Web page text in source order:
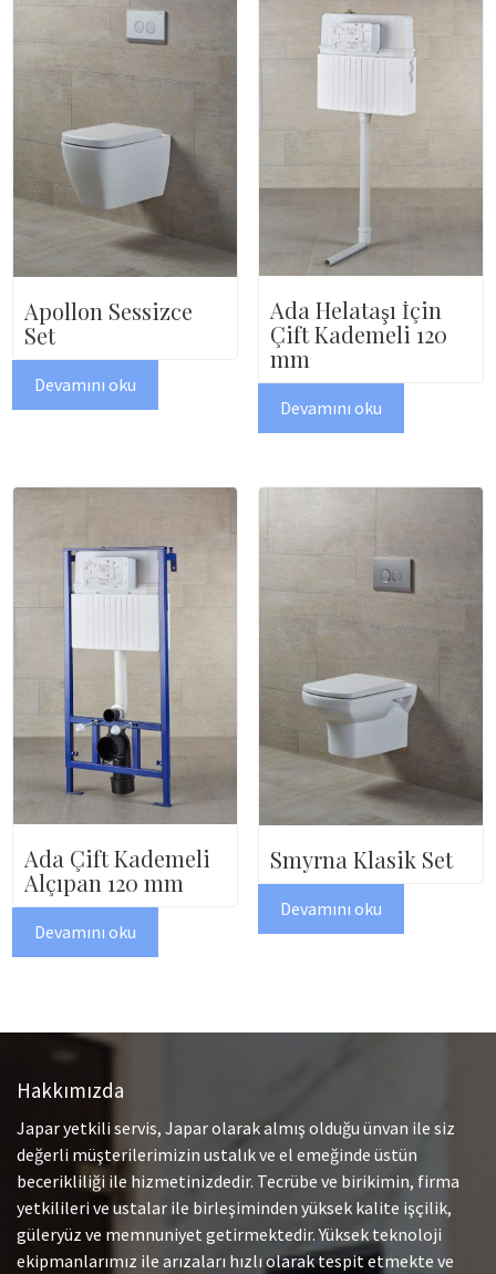
Apollon Sessizce
Set
Devamını oku
Ada Helataşı İçin
Çift Kademeli 120
mm
Devamını oku
Ada Çift Kademeli
Alçıpan 120 mm
Devamını oku
Smyrna Klasik Set
Devamını oku
Hakkımızda
Japar yetkili servis, Japar olarak almış olduğu ünvan ile siz
değerli müşterilerimizin ustalık ve el emeğinde üstün
becerikliliği ile hizmetinizdedir. Tecrübe ve birikimin, firma
yetkilileri ve ustalar ile birleşiminden yüksek kalite işçilik,
güleryüz ve memnuniyet getirmektedir. Yüksek teknoloji
ekipmanlarımız ile arızaları hızlı olarak tespit etmekte ve